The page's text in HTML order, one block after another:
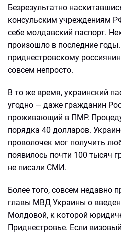
Безрезультатно
консульским учреждениям
себе молдавский паспорт.
произошло в последние
приднестровскому
совсем непросто.
В то же время, украинский
угодно — даже гражданин
проживающий в ПМР.
порядка 40 долларов.
проволочек мог получить
появилось почти 100 тысяч
не писали СМИ.
Более того, совсем недавно
главы МВД Украины о
Молдовой, к которой
Приднестровье. Если